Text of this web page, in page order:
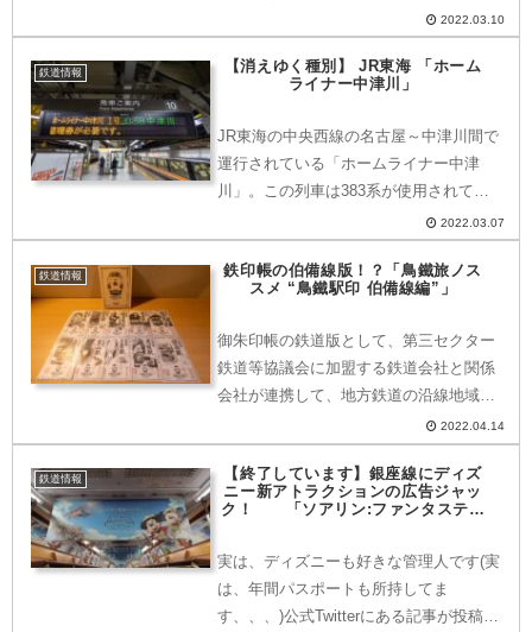
特急」。2022年3月12日のダイヤ改正で
「準特急」が廃止となります。今回は、
京王線の「準特急」をご紹介します。準
特急とは7000系...
2022.03.10
鉄道情報
【消えゆく種別】 JR東海 「ホーム
ライナー中津川」
JR東海の中央西線の名古屋～中津川間で
運行されている「ホームライナー中津
川」。この列車は383系が使用されてい
ますが、2022年3月12日のダイヤ改正で
運行区間が名古屋～瑞浪間に変更される
とともに、「ホームライナー瑞浪」へと
変わります。現在...
2022.03.07
鉄道情報
鉄印帳の伯備線版！？「鳥鐵旅ノス
スメ “鳥鐵駅印 伯備線編”」
御朱印帳の鉄道版として、第三セクター
鉄道等協議会に加盟する鉄道会社と関係
会社が連携して、地方鉄道の沿線地域の
振興を目的として「鉄印帳」の販売と
「鉄印」の記帳が2020年に開始。ひとき
わ人気になりつつありますが、その「鉄
印帳」の鳥取県内の伯備...
2022.04.14
鉄道情報
【終了しています】銀座線にディズ
ニー新アトラクションの広告ジャッ
ク！ 「ソアリン:ファンタスティ
実は、ディズニーも好きな管理人です(実
は、年間パスポートも所持してま
す、、、)公式Twitterにある記事が投稿さ